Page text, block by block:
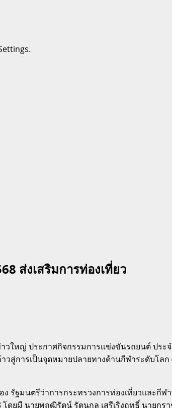
ส่งเสริมการท่องเที่ยว
ใหญ่ ประกาศกิจกรรมการแข่งขันรถยนต์ ประ
สู่การเป็นจุดหมายปลายทางด้านกีฬาระดับโ
รัฐมนตรีว่าการกระทรวงการท่องเที่ยวและกี
ยมี นายพฤฒิรัตน์ รัตนกุล เสรีเริงฤทธิ์ นายก